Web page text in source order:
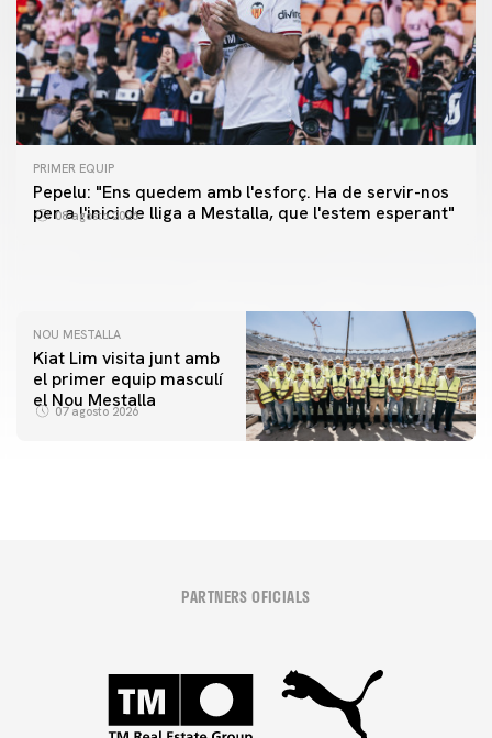
PRIMER EQUIP
Pepelu: "Ens quedem amb l'esforç. Ha de servir-nos
per a l'inici de lliga a Mestalla, que l'estem esperant"
08 agosto 2026
PRIMER EQUIP
📸 #ValenciaNUFC
PRIMER EQUIP
MESTALLA 📍
NOU MESTALLA
Kiat Lim visita junt amb
el primer equip masculí
el Nou Mestalla
07 agosto 2026
PARTNERS OFICIALS